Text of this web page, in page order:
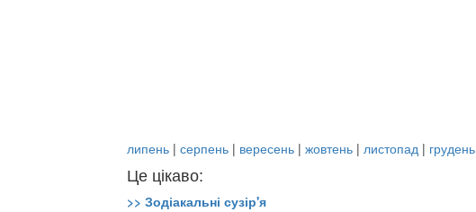
липень| серпень| вересень| жовтень| листопад| грудень
Це цікаво:
>> Зодіакальні сузір'я